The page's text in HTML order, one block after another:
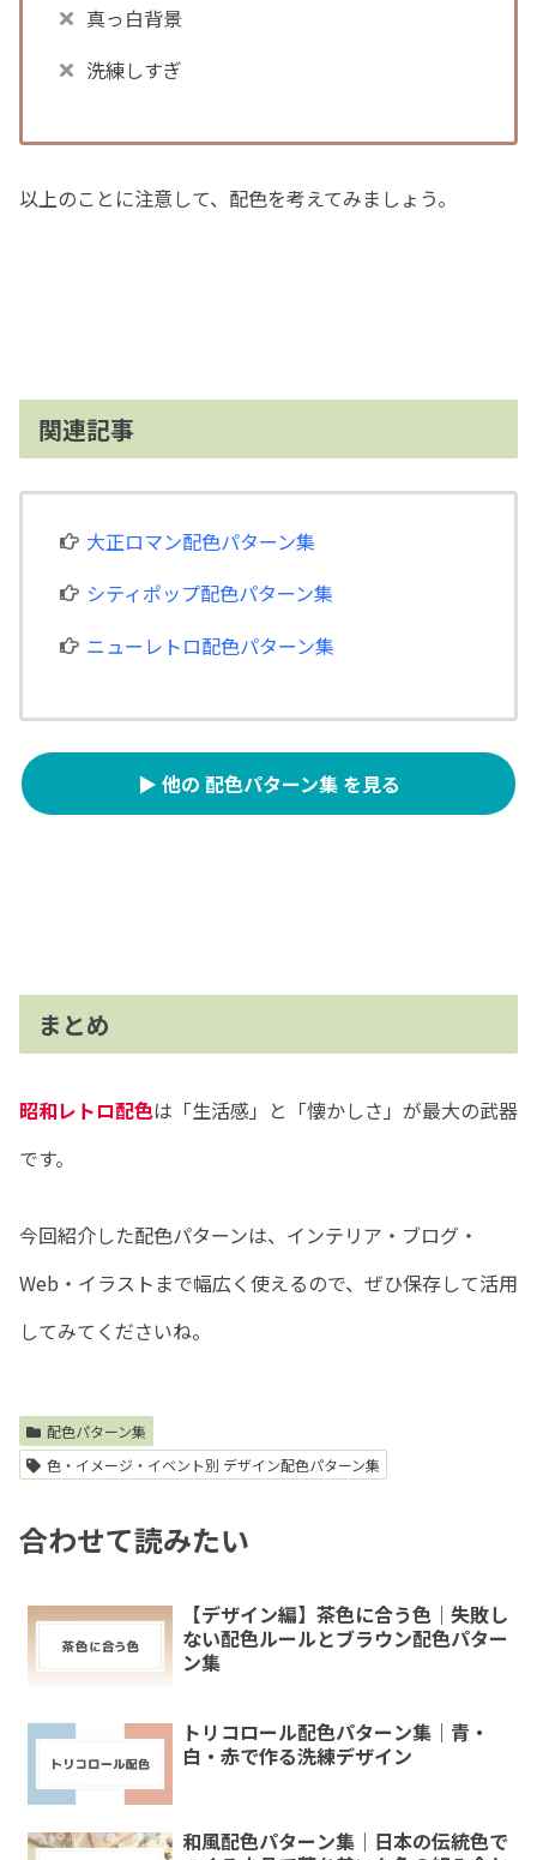
真っ白背景
洗練しすぎ
以上のことに注意して、配色を考えてみましょう。
関連記事
大正ロマン配色パターン集
シティポップ配色パターン集
ニューレトロ配色パターン集
▶ 他の 配色パターン集 を見る
まとめ
昭和レトロ配色は「生活感」と「懐かしさ」が最大の武器
です。
今回紹介した配色パターンは、インテリア・ブログ・
Web・イラストまで幅広く使えるので、ぜひ保存して活用
してみてくださいね。
配色パターン集
色・イメージ・イベント別 デザイン配色パターン集
合わせて読みたい
【デザイン編】茶色に合う色｜失敗し
ない配色ルールとブラウン配色パター
ン集
トリコロール配色パターン集｜青・
白・赤で作る洗練デザイン
和風配色パターン集｜日本の伝統色で